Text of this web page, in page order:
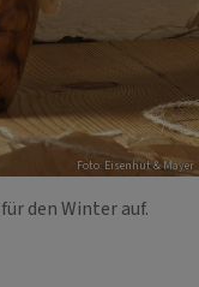
Foto: Eisenhut & Mayer
den Winter auf.